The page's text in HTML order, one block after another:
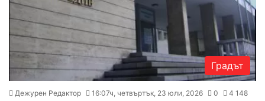
Градът
Дежурен Редактор 16:07ч, четвъртък, 23 юли, 2026 0 4 148